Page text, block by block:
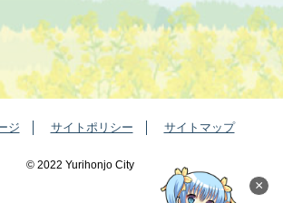
×
ジ サイトポリシー サイトマップ
©️ 2022 Yurihonjo City